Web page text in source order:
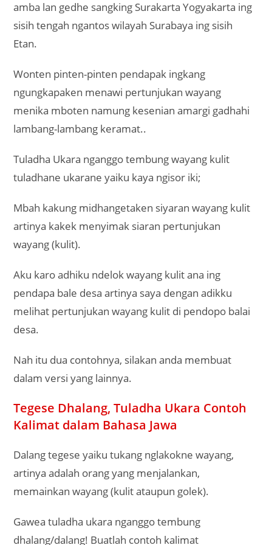
amba lan gedhe sangking Surakarta Yogyakarta ing
sisih tengah ngantos wilayah Surabaya ing sisih
Etan.
Wonten pinten-pinten pendapak ingkang
ngungkapaken menawi pertunjukan wayang
menika mboten namung kesenian amargi gadhahi
lambang-lambang keramat..
Tuladha Ukara nganggo tembung wayang kulit
tuladhane ukarane yaiku kaya ngisor iki;
Mbah kakung midhangetaken siyaran wayang kulit
artinya kakek menyimak siaran pertunjukan
wayang (kulit).
Aku karo adhiku ndelok wayang kulit ana ing
pendapa bale desa artinya saya dengan adikku
melihat pertunjukan wayang kulit di pendopo balai
desa.
Nah itu dua contohnya, silakan anda membuat
dalam versi yang lainnya.
Tegese Dhalang, Tuladha Ukara Contoh
Kalimat dalam Bahasa Jawa
Dalang tegese yaiku tukang nglakokne wayang,
artinya adalah orang yang menjalankan,
memainkan wayang (kulit ataupun golek).
Gawea tuladha ukara nganggo tembung
dhalang/dalang! Buatlah contoh kalimat